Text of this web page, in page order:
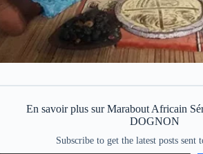
En savoir plus sur Marabout Africain
DOGNON
Subscribe to get the latest posts sent